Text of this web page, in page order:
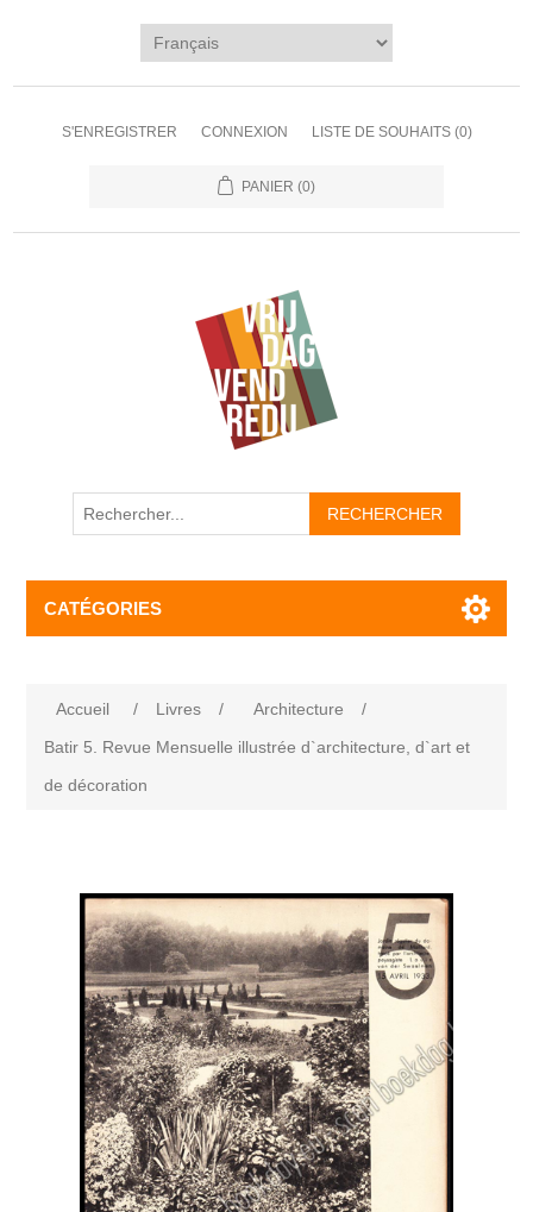
S'ENREGISTRER CONNEXION LISTE DE SOUHAITS (0)
PANIER (0)
CATÉGORIES
Accueil / Livres / Architecture
/
Batir 5. Revue Mensuelle illustrée d`architecture, d`art et
de décoration